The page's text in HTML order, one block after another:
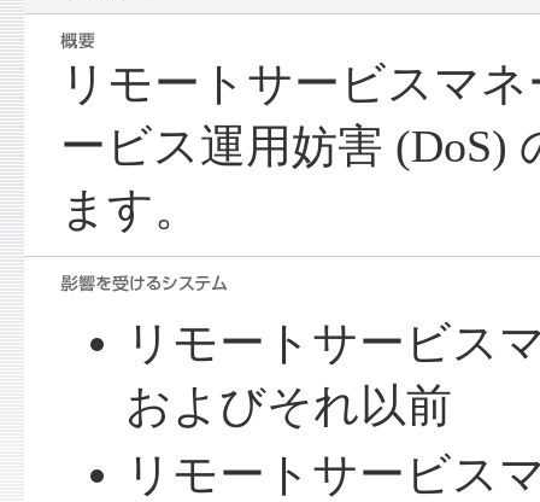
リモートサービスマ
ービス運用妨害 (DoS)
ます。
リモートサービス
およびそれ以前
リモートサービス